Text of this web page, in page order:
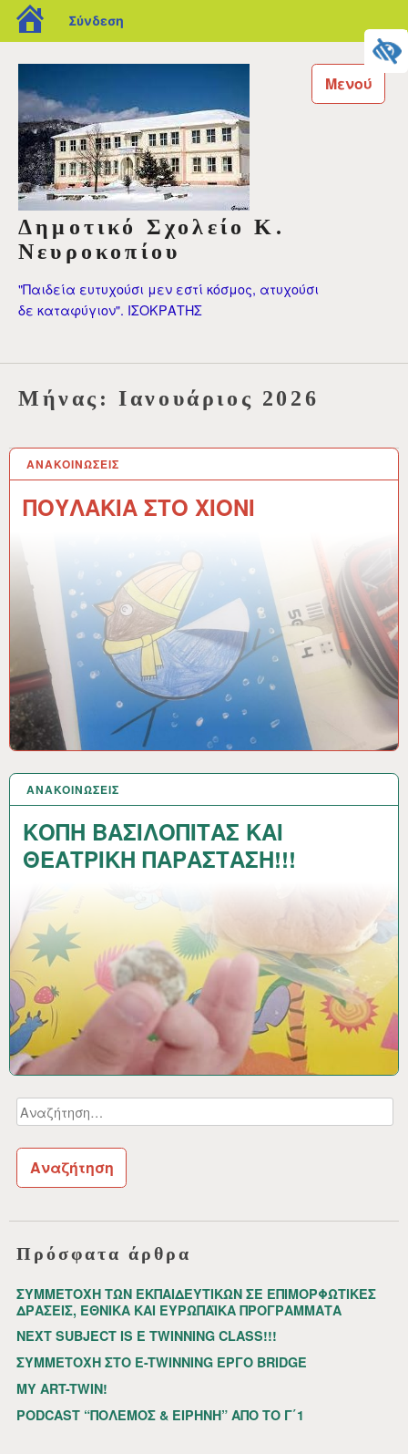
περιεχόμενο
Δημοτικό Σχολείο Κ.
Νευροκοπίου
"Παιδεία ευτυχούσι μεν εστί κόσμος, ατυχούσι
δε καταφύγιον". ΙΣΟΚΡΑΤΗΣ
Μενού
Μήνας:Ιανουάριος 2026
ΑΝΑΚΟΙΝΩΣΕΙΣ
ΠΟΥΛΑΚΙΑ ΣΤΟ ΧΙΟΝΙ
27 ΙΑΝ 2026
ΑΝΑΚΟΙΝΩΣΕΙΣ
ΚΟΠΗ ΒΑΣΙΛΟΠΙΤΑΣ ΚΑΙ
ΘΕΑΤΡΙΚΗ ΠΑΡΑΣΤΑΣΗ!!!
23 ΙΑΝ 2026
Αναζήτηση
για:
Πρόσφατα άρθρα
ΣΥΜΜΕΤΟΧΗ ΤΩΝ ΕΚΠΑΙΔΕΥΤΙΚΩΝ ΣΕ ΕΠΙΜΟΡΦΩΤΙΚΕΣ
ΔΡΑΣΕΙΣ, ΕΘΝΙΚΑ ΚΑΙ ΕΥΡΩΠΑΪΚΑ ΠΡΟΓΡΑΜΜΑΤΑ
NEXT SUBJECT IS E TWINNING CLASS!!!
ΣΥΜΜΕΤΟΧΗ ΣΤΟ E-TWINNING ΕΡΓΟ BRIDGE
MY ART-TWIN!
PODCAST “ΠΟΛΕΜΟΣ & ΕΙΡΗΝΗ” ΑΠΟ ΤΟ Γ΄1
blogs.sch.gr
Σύνδεση